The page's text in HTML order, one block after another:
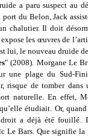
a paru suspect au
du Belon, Jack
chalutier. Il doit
les œuvres de l’
lui, le nouveau druide
" (2008). Morgane Le
une plage du Sud-
risque de tomber
naturelle. En effet,
étudiait. Or,
a déjà été
Le Bars. Que signifie la